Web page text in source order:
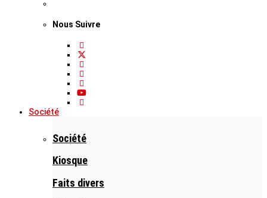
Nous Suivre
Société
Société
Kiosque
Faits divers